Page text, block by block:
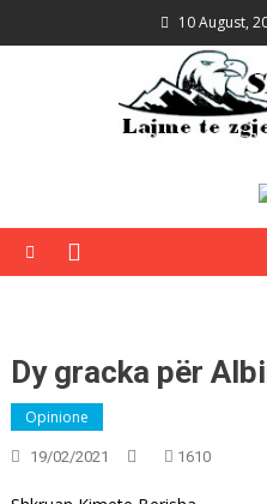
to
10 August,
Dy gracka për
Opinione
19/02/2021 1610